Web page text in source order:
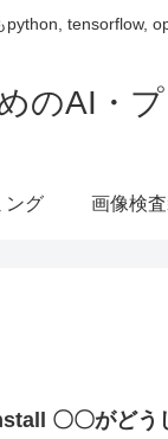
tensorflow,
のAI・
ング 画像検
〇〇がどう